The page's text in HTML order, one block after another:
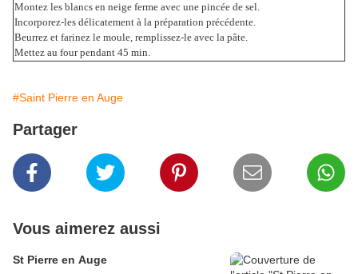
Montez les blancs en neige ferme avec une pincée de sel.
Incorporez-les délicatement à la préparation précédente.
Beurrez et farinez le moule, remplissez-le avec la pâte.
Mettez au four pendant 45 min.
#Saint Pierre en Auge
Partager
Vous aimerez aussi
St Pierre en Auge